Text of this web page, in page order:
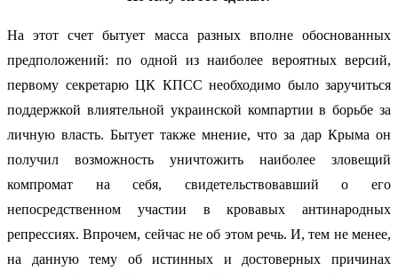
На этот счет бытует масса разных вполне обоснованных
предположений: по одной из наиболее вероятных версий,
первому секретарю ЦК КПСС необходимо было заручиться
поддержкой влиятельной украинской компартии в борьбе за
личную власть. Бытует также мнение, что за дар Крыма он
получил возможность уничтожить наиболее зловещий
компромат на себя, свидетельствовавший о его
непосредственном участии в кровавых антинародных
репрессиях. Впрочем, сейчас не об этом речь. И, тем не менее,
на данную тему об истинных и достоверных причинах